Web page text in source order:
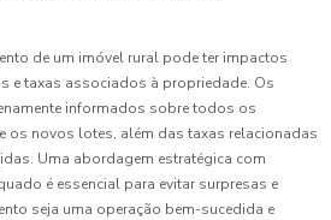
de um imóvel rural pode ter impactos
e taxas associados à propriedade. Os
informados sobre todos os
os novos lotes, além das taxas relacionadas
Uma abordagem estratégica com
é essencial para evitar surpresas e
seja uma operação bem-sucedida e